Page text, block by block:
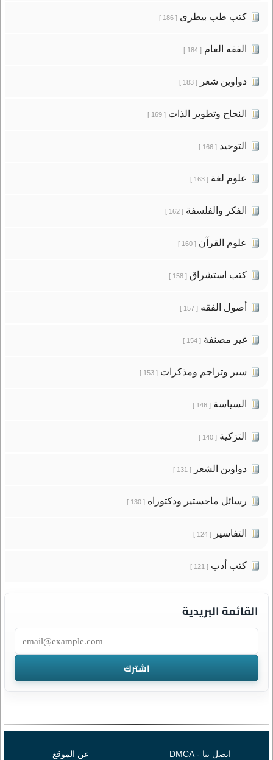
كتب طب بيطرى[ 186 ]
الفقه العام[ 184 ]
دواوين شعر[ 183 ]
النجاح وتطوير الذات[ 169 ]
التوحيد[ 166 ]
علوم لغة[ 163 ]
الفكر والفلسفة[ 162 ]
علوم القرآن[ 160 ]
كتب استشراق[ 158 ]
أصول الفقه[ 157 ]
غير مصنفة[ 154 ]
سير وتراجم ومذكرات[ 153 ]
السياسة[ 146 ]
التزكية[ 140 ]
دواوين الشعر[ 131 ]
رسائل ماجستير ودكتوراه[ 130 ]
التفاسير[ 124 ]
كتب أدب[ 121 ]
القائمة البريدية
اتصل بنا - DMCA عن الموقع